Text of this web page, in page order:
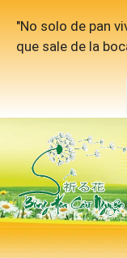
contenido
"No solo de pan
que sale de la